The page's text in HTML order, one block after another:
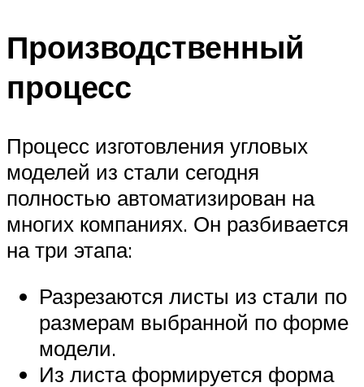
Производственный
процесс
Процесс изготовления угловых
моделей из стали сегодня
полностью автоматизирован на
многих компаниях. Он разбивается
на три этапа:
Разрезаются листы из стали по
размерам выбранной по форме
модели.
Из листа формируется форма